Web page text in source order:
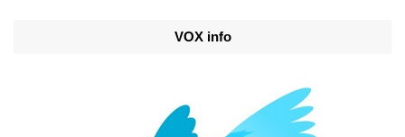
VOX info